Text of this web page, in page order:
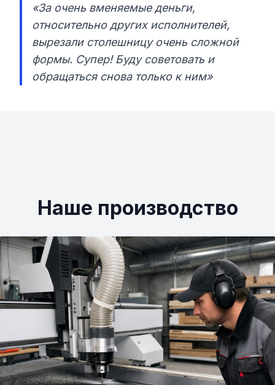
«За очень вменяемые деньги,
относительно других исполнителей,
вырезали столешницу очень сложной
формы. Супер! Буду советовать и
обращаться снова только к ним»
Наше производство